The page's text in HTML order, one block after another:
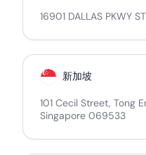
16901 DALLAS PKWY
新加坡
101 Cecil Street, Tong
Singapore 069533